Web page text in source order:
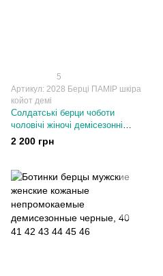
5
Артикул: 2028 Берці ПАМІР шкіра
койот демі
Солдатські берци чоботи
чоловічі жіночі демісезонні
шкіра койот
2 200 грн